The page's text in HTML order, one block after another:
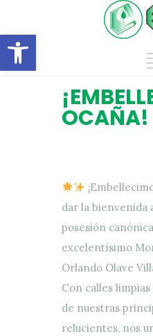
Abrir barra de
OCAÑA!
dar la bienvenida
posesión
excelentísimo
Orlando Olave
Con calles limpias
de nuestras
relucientes, nos